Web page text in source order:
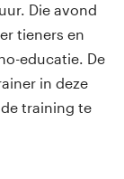
Die avond
tieners en
educatie. De
in deze
training te